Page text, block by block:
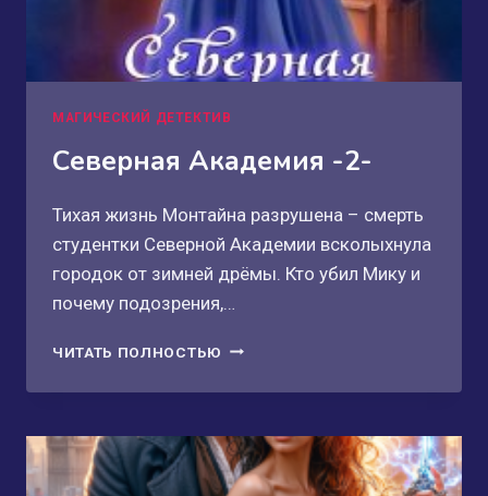
МАГИЧЕСКИЙ ДЕТЕКТИВ
Северная Академия -2-
Тихая жизнь Монтайна разрушена – смерть
студентки Северной Академии всколыхнула
городок от зимней дрёмы. Кто убил Мику и
почему подозрения,…
ЧИТАТЬ ПОЛНОСТЬЮ СЕВЕРНАЯ
-2-